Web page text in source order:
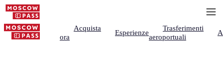
Acquista
ora
Esperienze
Trasferimenti
aeroportuali